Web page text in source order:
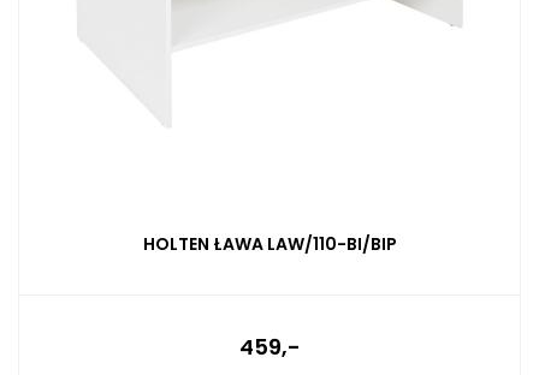
HOLTEN ŁAWA LAW/110-BI/BIP
459,-